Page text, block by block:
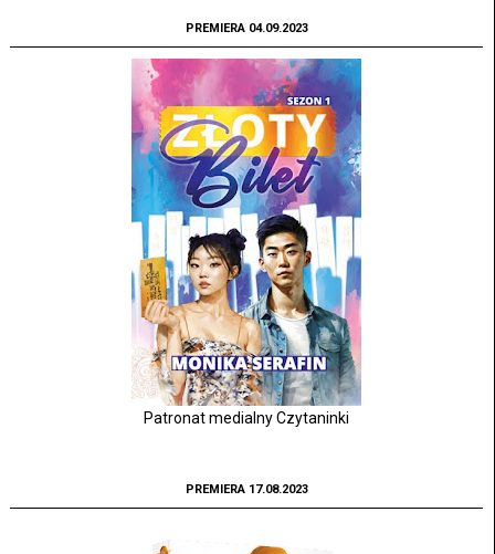
PREMIERA 04.09.2023
Patronat medialny Czytaninki
PREMIERA 17.08.2023